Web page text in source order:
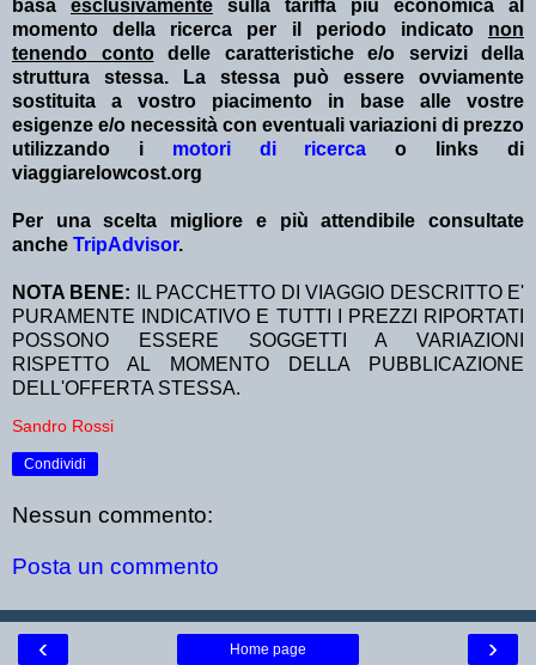
basa esclusivamente sulla tariffa più economica al
momento della ricerca per il periodo indicato non
tenendo contodelle caratteristiche e/o servizi della
struttura stessa. La stessa può essere ovviamente
sostituita a vostro piacimento in base alle vostre
esigenze e/o necessità con eventuali variazioni di prezzo
utilizzando i motori di ricerca o links di
viaggiarelowcost.org
Per una scelta migliore e più attendibile consultate
anche TripAdvisor.
NOTA BENE:
IL PACCHETTO DI VIAGGIO DESCRITTO E'
PURAMENTE INDICATIVO E TUTTI I PREZZI RIPORTATI
POSSONO ESSERE SOGGETTI A VARIAZIONI
RISPETTO AL MOMENTO DELLA PUBBLICAZIONE
DELL'OFFERTA STESSA.
Sandro Rossi
Condividi
Nessun commento:
Posta un commento
‹ ›
Home page